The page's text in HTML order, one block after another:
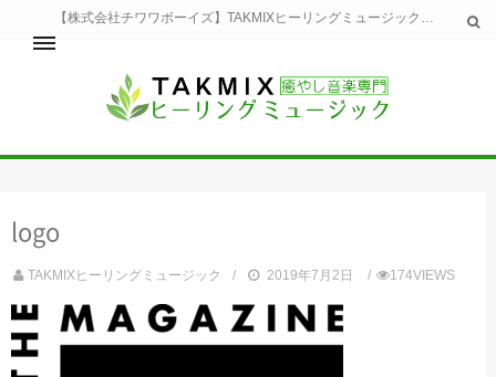
【株式会社チワワボーイズ】TAKMIXヒーリングミュージックへようこそ。TAKMIXヒーリングミュージックは貴方に特別な癒やしの時間をご提供致します。
ホーム
美容
自然
生活
お問い合わせ
logo
TAKMIXヒーリングミュージック 2019年7月2日 174VIEWS